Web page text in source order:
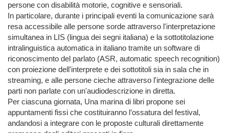
persone con disabilità motorie, cognitive e sensoriali.
In particolare, durante i principali eventi la comunicazione sarà
resa accessibile alle persone sorde attraverso l'interpretazione
simultanea in LIS (lingua dei segni italiana) e la sottotitolazione
intralinguistica automatica in italiano tramite un software di
riconoscimento del parlato (ASR, automatic speech recognition)
con proiezione dell'interprete e dei sottotitoli sia in sala che in
streaming, e alle persone cieche attraverso l'integrazione delle
parti non parlate con un'audiodescrizione in diretta.
Per ciascuna giornata, Una marina di libri propone sei
appuntamenti fissi che costituiranno l’ossatura del festival,
andandosi a integrare con le proposte culturali direttamente